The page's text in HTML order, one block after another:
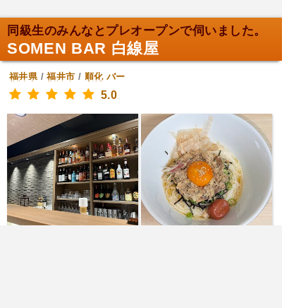
同級生のみんなとプレオープンで伺いました。
SOMEN BAR 白線屋
福井県/福井市 / 順化 バー
5.0